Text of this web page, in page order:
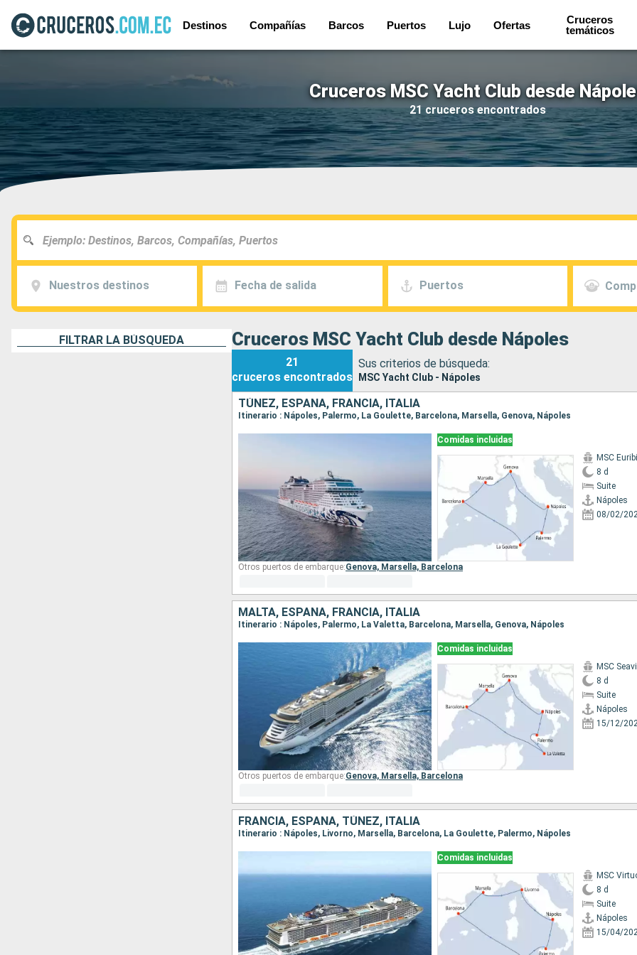
Destinos Compañías Barcos Puertos Lujo Ofertas
Cruceros
temáticos
Cruceros MSC Yacht Club desde
21 cruceros encontrados
Nuestros destinos Fecha de salida Puertos
FILTRAR LA BÚSQUEDA Cruceros MSC Yacht Club desde Nápoles
21
cruceros encontrados
Sus criterios de búsqueda:
MSC Yacht Club - Nápoles
TÚNEZ, ESPAÑA, FRANCIA, ITALIA
Itinerario : Nápoles, Palermo, La Goulette, Barcelona, Marsella, Genova, Nápoles
Comidas incluidas
MSC
8 d
Suite
Nápoles
08/02/
Otros puertos de embarque:Genova, Marsella, Barcelona
MALTA, ESPAÑA, FRANCIA, ITALIA
Itinerario : Nápoles, Palermo, La Valetta, Barcelona, Marsella, Genova, Nápoles
Comidas incluidas
MSC
8 d
Suite
Nápoles
15/12/
Otros puertos de embarque:Genova, Marsella, Barcelona
FRANCIA, ESPAÑA, TÚNEZ, ITALIA
Itinerario : Nápoles, Livorno, Marsella, Barcelona, La Goulette, Palermo, Nápoles
Comidas incluidas
MSC
8 d
Suite
Nápoles
15/04/